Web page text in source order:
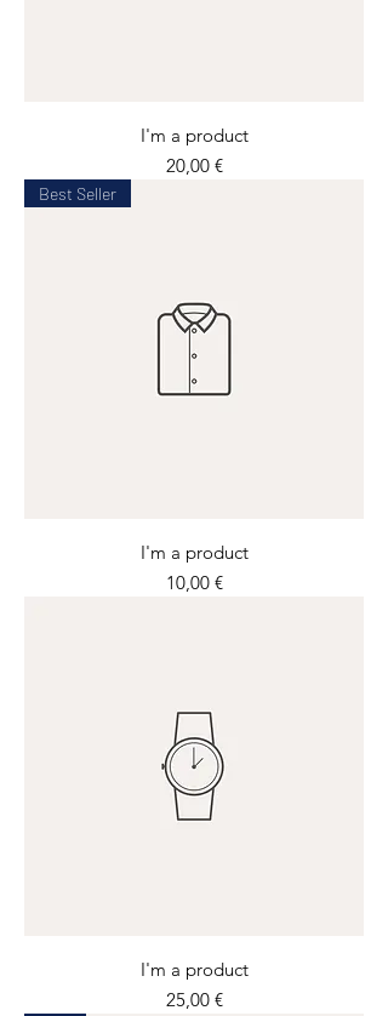
I'm a product
Prix
20,00 €
Best Seller
I'm a product
Prix
10,00 €
I'm a product
Prix
25,00 €